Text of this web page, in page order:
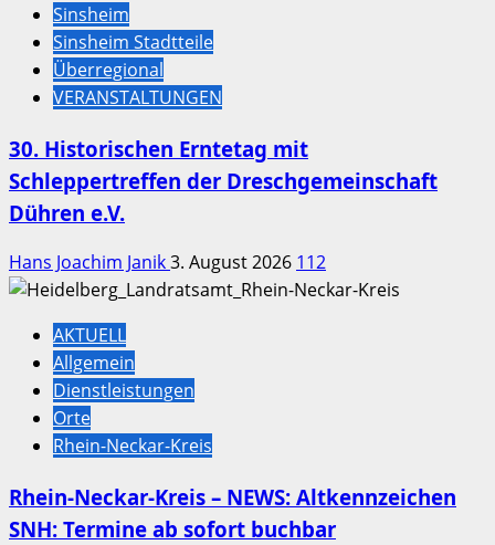
Sinsheim
Sinsheim Stadtteile
Überregional
VERANSTALTUNGEN
30. Historischen Erntetag mit
Schleppertreffen der Dreschgemeinschaft
Dühren e.V.
Hans Joachim Janik3. August 2026 112
AKTUELL
Allgemein
Dienstleistungen
Orte
Rhein-Neckar-Kreis
Rhein-Neckar-Kreis – NEWS: Altkennzeichen
SNH: Termine ab sofort buchbar